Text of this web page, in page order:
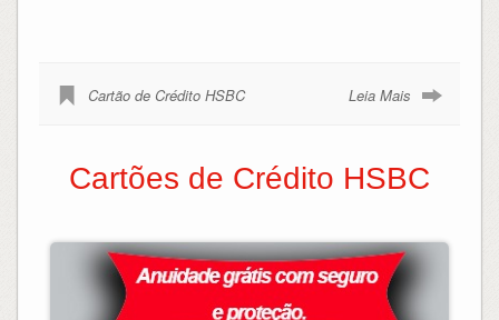
Cartão de Crédito HSBC Leia Mais
Cartões de Crédito HSBC